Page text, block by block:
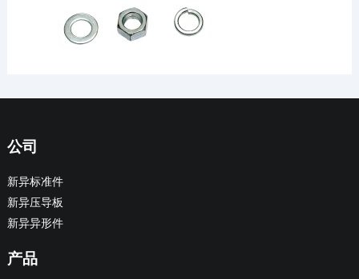
公司
新异标准件
新异压导板
新异异形件
产品